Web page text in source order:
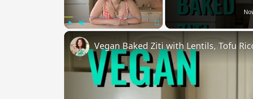
Vegan Baked Ziti with Lentils, Tofu